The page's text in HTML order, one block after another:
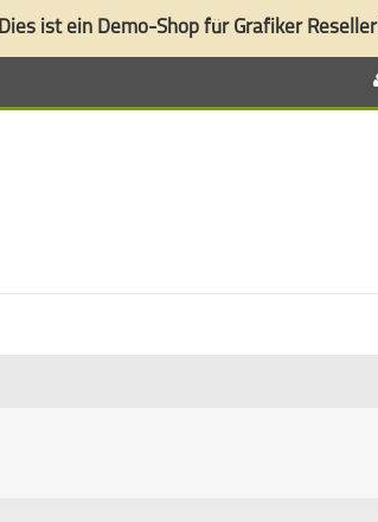
Dies ist ein Demo-Shop für Grafiker